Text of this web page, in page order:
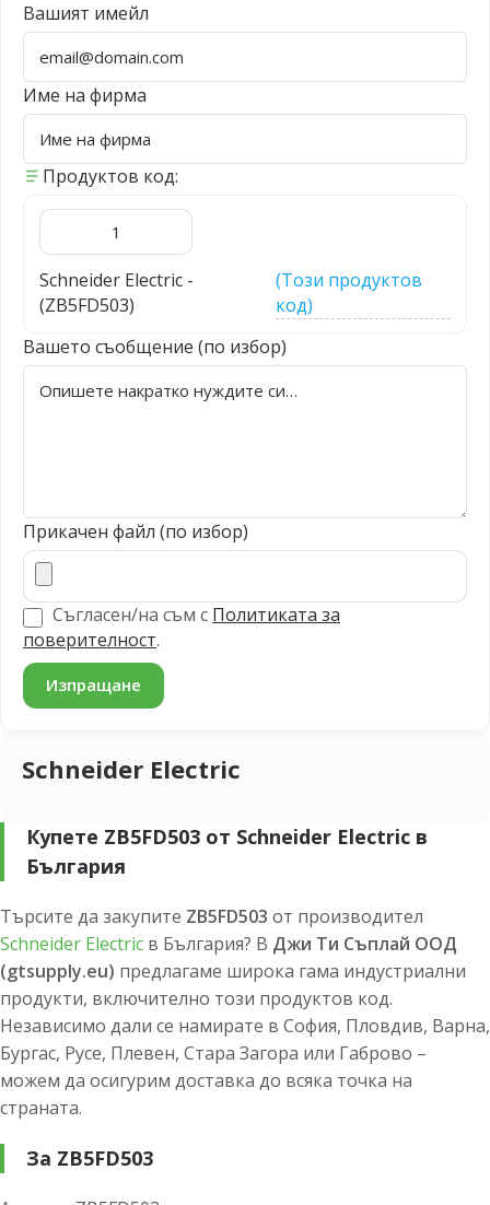
Вашият имейл
Име на фирма
Продуктов код:
Schneider Electric -
(ZB5FD503)
(Този продуктов
код)
Вашето съобщение (по избор)
Прикачен файл (по избор)
Съгласен/на съм с Политиката за
поверителност.
Schneider Electric
Купете ZB5FD503 от Schneider Electric в
България
Търсите да закупите ZB5FD503 от производител
Schneider Electric в България? В Джи Ти Съплай ООД
(gtsupply.eu) предлагаме широка гама индустриални
продукти, включително този продуктов код.
Независимо дали се намирате в София, Пловдив, Варна,
Бургас, Русе, Плевен, Стара Загора или Габрово –
можем да осигурим доставка до всяка точка на
страната.
За ZB5FD503